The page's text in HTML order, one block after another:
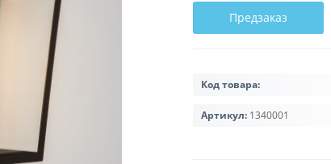
Предзаказ
Код товара:
Артикул: 1340001